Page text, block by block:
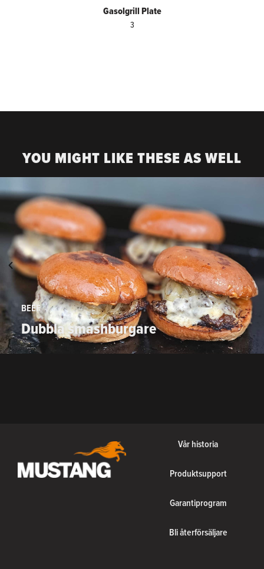
Gasolgrill Plate
3
YOU MIGHT LIKE THESE AS WELL
BEEF
Dubbla smashburgare
Vår historia
Produktsupport
Garantiprogram
Bli återförsäljare